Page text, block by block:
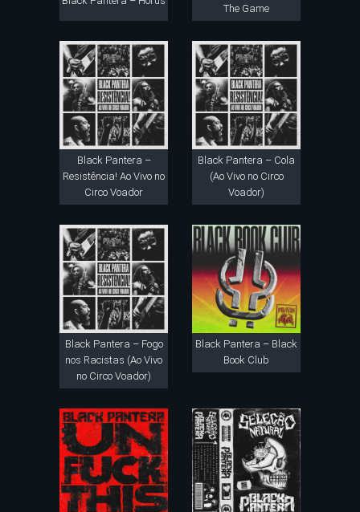
The Game
Black Pantera –
Resistência! Ao Vivo no
Circo Voador
Black Pantera – Cola
(Ao Vivo no Circo
Voador)
Black Pantera – Fogo
nos Racistas (Ao Vivo
no Circo Voador)
Black Pantera – Black
Book Club